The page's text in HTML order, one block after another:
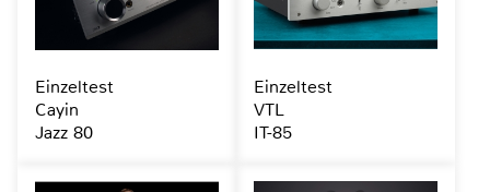
Einzeltest
Cayin
Jazz 80
Einzeltest
VTL
IT-85